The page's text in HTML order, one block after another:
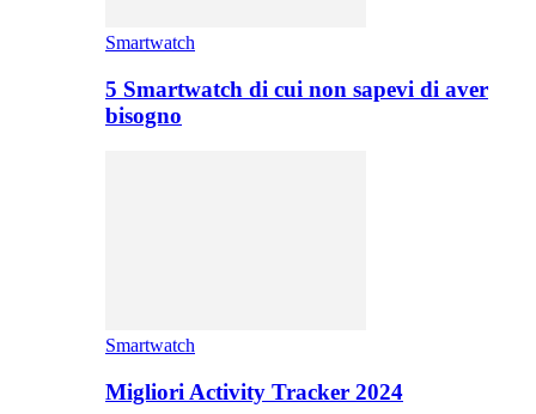
Smartwatch
5 Smartwatch di cui non sapevi di aver
bisogno
Smartwatch
Migliori Activity Tracker 2024